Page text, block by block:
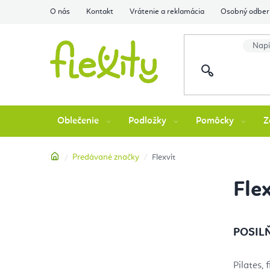
O nás Kontakt Vrátenie a reklamácia Osobný
Oblečenie Podložky Pomôcky
DomovPredávané značky Flexvit
Pilates,